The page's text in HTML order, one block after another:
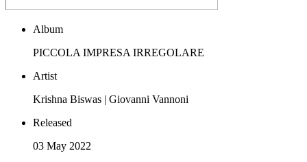
Album
PICCOLA IMPRESA IRREGOLARE
Artist
Krishna Biswas | Giovanni Vannoni
Released
03 May 2022